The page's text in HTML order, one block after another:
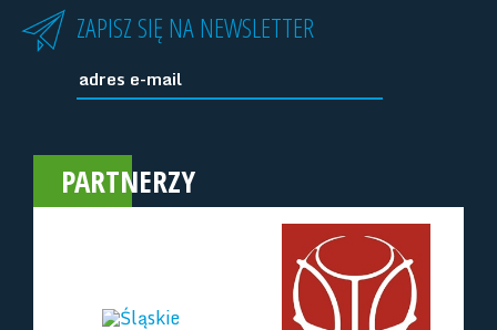
ZAPISZ SIĘ NA NEWSLETTER
PARTNERZY